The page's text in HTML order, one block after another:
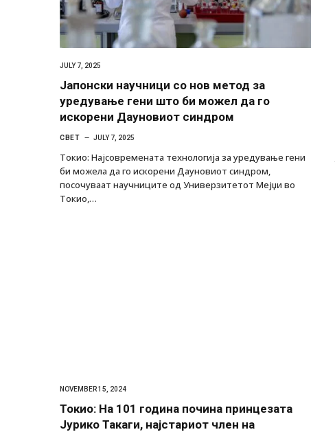
JULY 7, 2025
Јапонски научници со нов метод за
уредување гени што би можел да го
искорени Дауновиот синдром
СВЕТ JULY 7, 2025
Токио: Најсовремената технологија за уредување гени
би можела да го искорени Дауновиот синдром,
посочуваат научниците од Универзитетот Мејџи во
Токио,…
NOVEMBER 15, 2024
Токио: На 101 година почина принцезата
Јурико Такаги, најстариот член на